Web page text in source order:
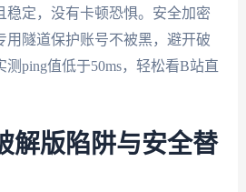
稳定，没有卡顿恐惧。安全加密
用隧道保护账号不被黑，避开破
ping值低于50ms，轻松看B站直
解版陷阱与安全替